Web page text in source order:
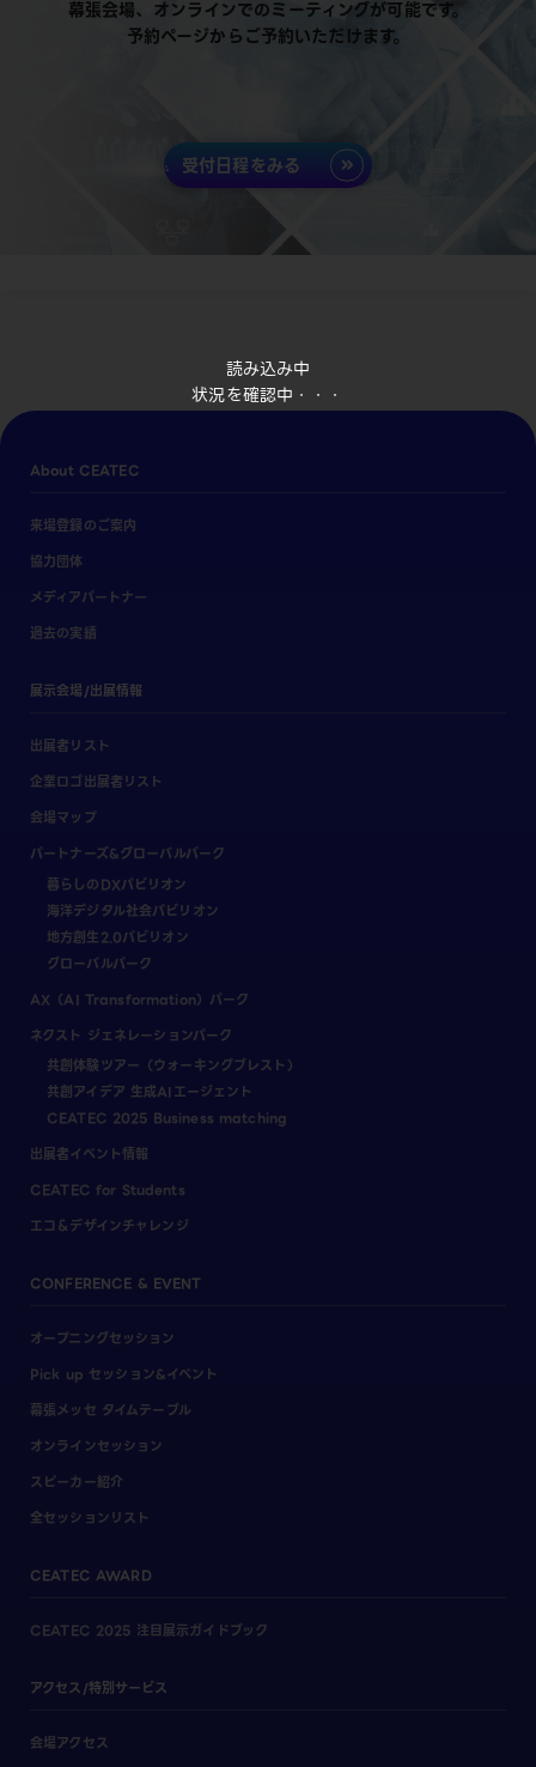
読み込み中
状況を確認中・・・
幕張会場、オンラインでのミーティングが可能です。
予約ページからご予約いただけます。
受付日程をみる
About CEATEC
来場登録のご案内
協力団体
メディアパートナー
過去の実績
展示会場/出展情報
出展者リスト
企業ロゴ出展者リスト
会場マップ
パートナーズ&グローバルパーク
暮らしのDXパビリオン
海洋デジタル社会パビリオン
地方創生2.0パビリオン
グローバルパーク
AX（AI Transformation）パーク
ネクスト ジェネレーションパーク
共創体験ツアー（ウォーキングブレスト）
共創アイデア 生成AIエージェント
CEATEC 2025 Business matching
出展者イベント情報
CEATEC for Students
エコ＆デザインチャレンジ
CONFERENCE & EVENT
オープニングセッション
Pick up セッション&イベント
幕張メッセ タイムテーブル
オンラインセッション
スピーカー紹介
全セッションリスト
CEATEC AWARD
CEATEC 2025 注目展示ガイドブック
アクセス/特別サービス
会場アクセス